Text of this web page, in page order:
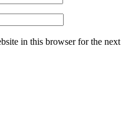
in this browser for the next